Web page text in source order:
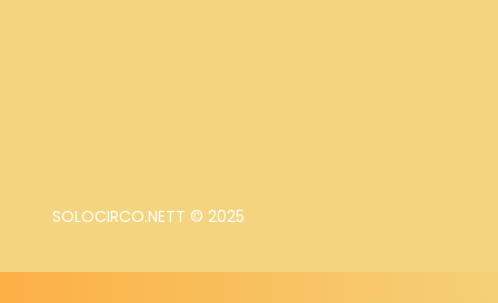
SOLOCIRCO.NETT © 2025